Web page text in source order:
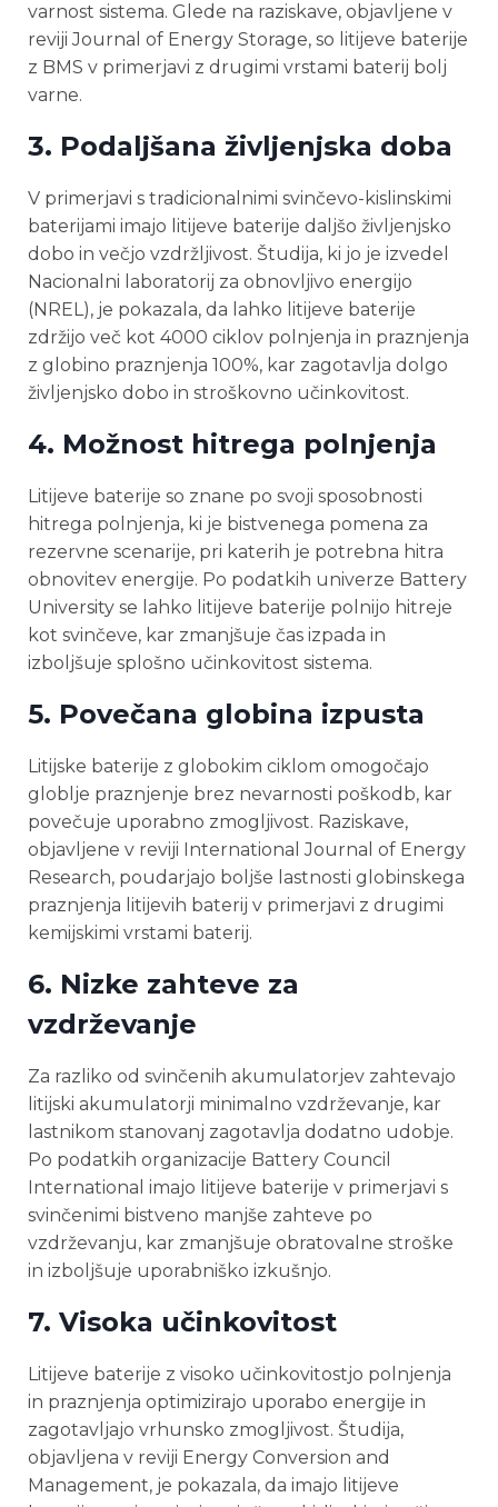
varnost sistema. Glede na raziskave, objavljene v
reviji Journal of Energy Storage, so litijeve baterije
z BMS v primerjavi z drugimi vrstami baterij bolj
varne.
3. Podaljšana življenjska doba
V primerjavi s tradicionalnimi svinčevo-kislinskimi
baterijami imajo litijeve baterije daljšo življenjsko
dobo in večjo vzdržljivost. Študija, ki jo je izvedel
Nacionalni laboratorij za obnovljivo energijo
(NREL), je pokazala, da lahko litijeve baterije
zdržijo več kot 4000 ciklov polnjenja in praznjenja
z globino praznjenja 100%, kar zagotavlja dolgo
življenjsko dobo in stroškovno učinkovitost.
4. Možnost hitrega polnjenja
Litijeve baterije so znane po svoji sposobnosti
hitrega polnjenja, ki je bistvenega pomena za
rezervne scenarije, pri katerih je potrebna hitra
obnovitev energije. Po podatkih univerze Battery
University se lahko litijeve baterije polnijo hitreje
kot svinčeve, kar zmanjšuje čas izpada in
izboljšuje splošno učinkovitost sistema.
5. Povečana globina izpusta
Litijske baterije z globokim ciklom omogočajo
globlje praznjenje brez nevarnosti poškodb, kar
povečuje uporabno zmogljivost. Raziskave,
objavljene v reviji International Journal of Energy
Research, poudarjajo boljše lastnosti globinskega
praznjenja litijevih baterij v primerjavi z drugimi
kemijskimi vrstami baterij.
6. Nizke zahteve za
vzdrževanje
Za razliko od svinčenih akumulatorjev zahtevajo
litijski akumulatorji minimalno vzdrževanje, kar
lastnikom stanovanj zagotavlja dodatno udobje.
Po podatkih organizacije Battery Council
International imajo litijeve baterije v primerjavi s
svinčenimi bistveno manjše zahteve po
vzdrževanju, kar zmanjšuje obratovalne stroške
in izboljšuje uporabniško izkušnjo.
7. Visoka učinkovitost
Litijeve baterije z visoko učinkovitostjo polnjenja
in praznjenja optimizirajo uporabo energije in
zagotavljajo vrhunsko zmogljivost. Študija,
objavljena v reviji Energy Conversion and
Management, je pokazala, da imajo litijeve